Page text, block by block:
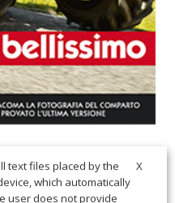
X
text files placed by the
which automatically
user does not provide